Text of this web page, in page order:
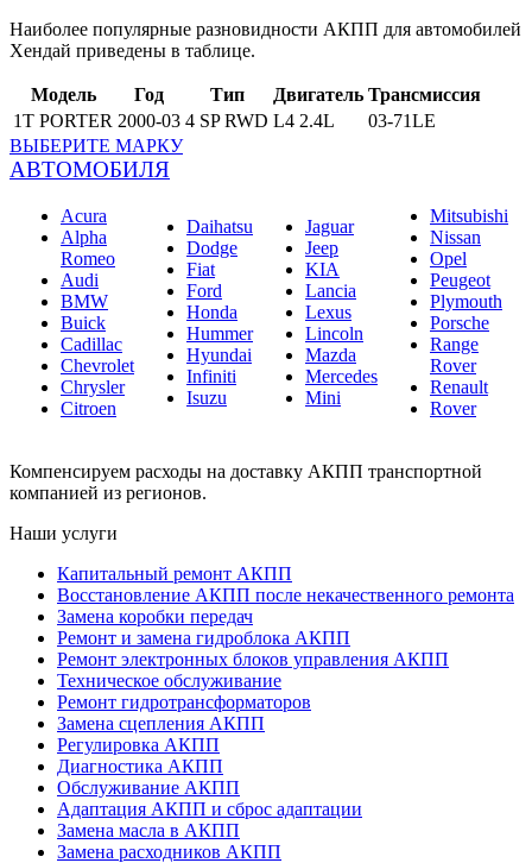
Наиболее популярные разновидности АКПП для автомобилей
Хендай приведены в таблице.
Модель Год Тип Двигатель Трансмиссия
1T PORTER 2000-03 4 SP RWD L4 2.4L
03-71LE
ВЫБЕРИТЕ МАРКУ
АВТОМОБИЛЯ
Acura
Alpha
Romeo
Audi
BMW
Buick
Cadillac
Chevrolet
Chrysler
Citroen
Daihatsu
Dodge
Fiat
Ford
Honda
Hummer
Hyundai
Infiniti
Isuzu
Jaguar
Jeep
KIA
Lancia
Lexus
Lincoln
Mazda
Mercedes
Mini
Mitsubishi
Nissan
Opel
Peugeot
Plymouth
Porsche
Range
Rover
Renault
Rover
Компенсируем расходы на доставку АКПП транспортной
компанией из регионов.
Наши услуги
Капитальный ремонт АКПП
Восстановление АКПП после некачественного ремонта
Замена коробки передач
Ремонт и замена гидроблока АКПП
Ремонт электронных блоков управления АКПП
Техническое обслуживание
Ремонт гидротрансформаторов
Замена сцепления АКПП
Регулировка АКПП
Диагностика АКПП
Обслуживание АКПП
Адаптация АКПП и сброс адаптации
Замена масла в АКПП
Замена расходников АКПП